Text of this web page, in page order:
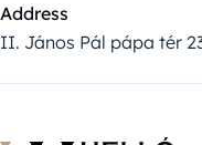
Address
II. János Pál pápa tér